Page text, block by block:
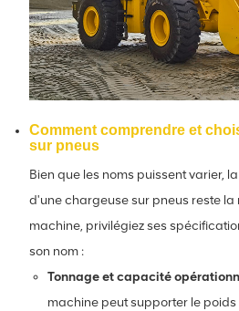
Comment comprendre et
sur pneus
Bien que les noms puissent varier,
d'une chargeuse sur pneus reste la
machine, privilégiez ses
son nom :
Tonnage et capacité
machine peut supporter le